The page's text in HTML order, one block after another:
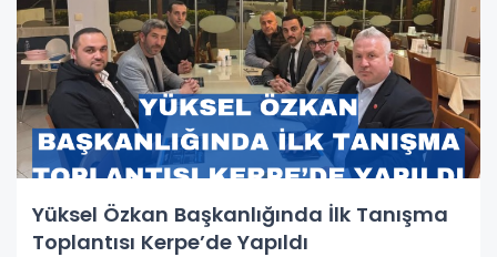
Yüksel Özkan Başkanlığında İlk Tanışma
Toplantısı Kerpe’de Yapıldı